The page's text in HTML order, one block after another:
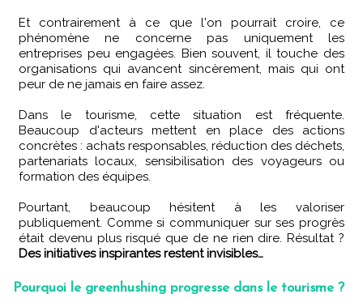
Et contrairement à ce que l'on pourrait croire, ce
phénomène ne concerne pas uniquement les
entreprises peu engagées. Bien souvent, il touche des
organisations qui avancent sincèrement, mais qui ont
peur de ne jamais en faire assez.
Dans le tourisme, cette situation est fréquente.
Beaucoup d'acteurs mettent en place des actions
concrètes : achats responsables, réduction des déchets,
partenariats locaux, sensibilisation des voyageurs ou
formation des équipes.
Pourtant, beaucoup hésitent à les valoriser
publiquement. Comme si communiquer sur ses progrès
était devenu plus risqué que de ne rien dire. Résultat ?
Des initiatives inspirantes restent invisibles…
Pourquoi le greenhushing progresse dans le tourisme ?